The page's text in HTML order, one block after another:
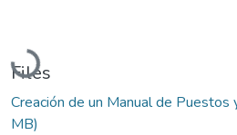
Loading...
Files
Creación de un Manual de Puestos
MB)